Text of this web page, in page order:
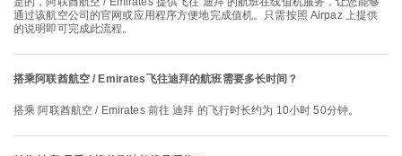
通过该航空公司的官网或应用程序方便地完成值机。只需按照 Airpaz 上提供
的说明即可完成此流程。
搭乘阿联酋航空 / Emirates飞往迪拜的航班需要多长时间？
搭乘 阿联酋航空 / Emirates 前往 迪拜 的飞行时长约为 10小时 50分钟。